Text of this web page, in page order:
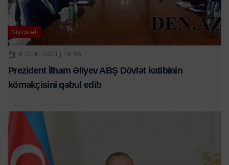
Siyasət
6 DEK 2023 | 16:55
Prezident İlham Əliyev ABŞ Dövlət katibinin
köməkçisini qəbul edib